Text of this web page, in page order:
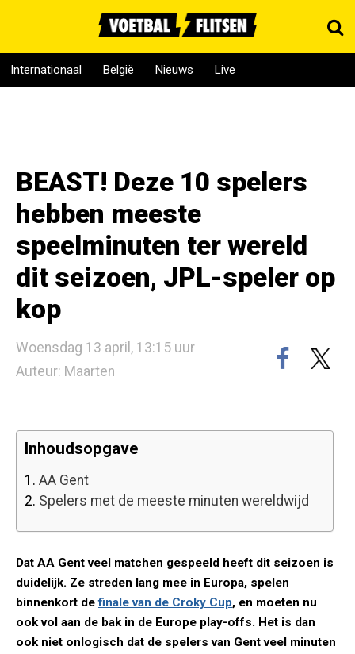
Internationaal België Nieuws Live
BEAST! Deze 10 spelers
hebben meeste
speelminuten ter wereld
dit seizoen, JPL-speler op
kop
Woensdag 13 april, 13:15 uur
Auteur: Maarten
Inhoudsopgave
1. AA Gent
2. Spelers met de meeste minuten wereldwijd
Dat AA Gent veel matchen gespeeld heeft dit seizoen is
duidelijk. Ze streden lang mee in Europa, spelen
binnenkort definale van de Croky Cup, en moeten nu
ook vol aan de bak in de Europe play-offs. Het is dan
ook niet onlogisch dat de spelers van Gent veel minuten